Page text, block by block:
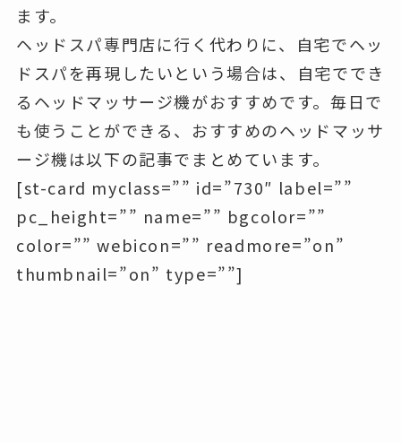
ます。
ヘッドスパ専門店に行く代わりに、自宅でヘッ
ドスパを再現したいという場合は、自宅ででき
るヘッドマッサージ機がおすすめです。毎日で
も使うことができる、おすすめのヘッドマッサ
ージ機は以下の記事でまとめています。
[st-card myclass=”” id=”730″ label=””
pc_height=”” name=”” bgcolor=””
color=”” webicon=”” readmore=”on”
thumbnail=”on” type=””]